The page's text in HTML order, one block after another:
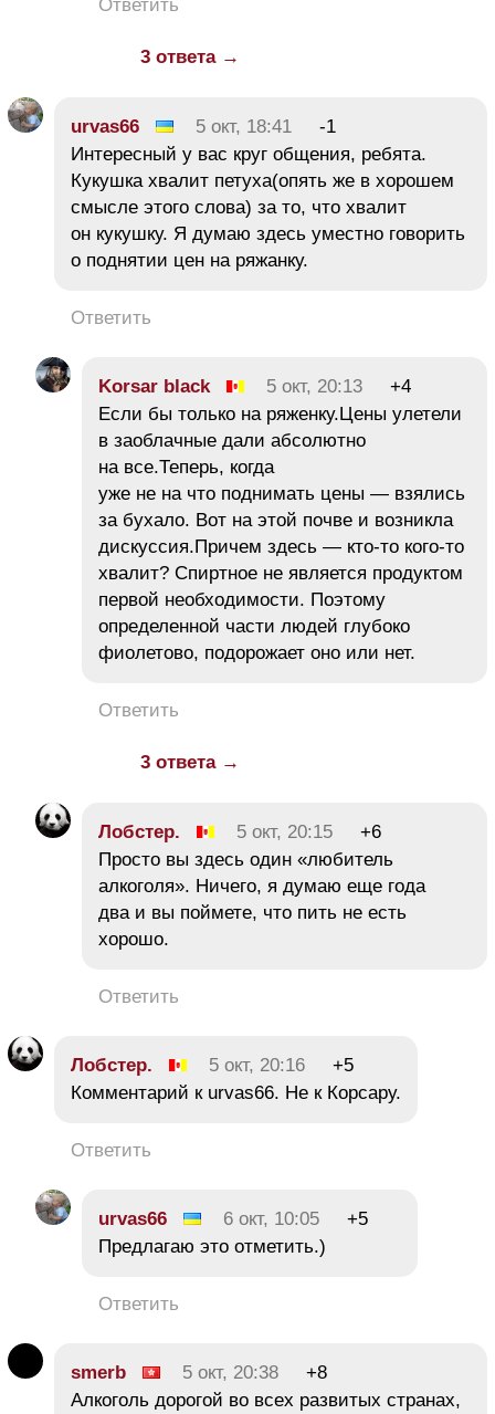
Ответить
3 ответа →
urvas66 5 окт, 18:41
-1
Интересный у вас круг общения, ребята.
Кукушка хвалит петуха(опять же в хорошем
смысле этого слова) за то, что хвалит
он кукушку. Я думаю здесь уместно говорить
о поднятии цен на ряжанку.
Ответить
Korsar black 5 окт, 20:13
+4
Если бы только на ряженку.Цены улетели
в заоблачные дали абсолютно
на все.Теперь, когда
уже не на что поднимать цены — взялись
за бухало. Вот на этой почве и возникла
дискуссия.Причем здесь — кто-то кого-то
хвалит? Спиртное не является продуктом
первой необходимости. Поэтому
определенной части людей глубоко
фиолетово, подорожает оно или нет.
Ответить
3 ответа →
Лобстер. 5 окт, 20:15
+6
Просто вы здесь один «любитель
алкоголя». Ничего, я думаю еще года
два и вы поймете, что пить не есть
хорошо.
Ответить
Лобстер. 5 окт, 20:16
+5
Комментарий к urvas66. Не к Корсару.
Ответить
urvas66 6 окт, 10:05
+5
Предлагаю это отметить.)
Ответить
smerb 5 окт, 20:38
+8
Алкоголь дорогой во всех развитых странах,